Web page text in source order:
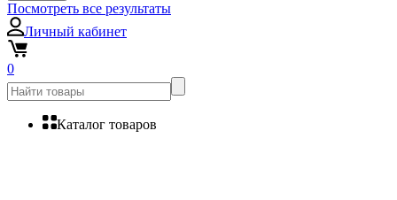
Посмотреть все результаты
Личный кабинет
0
Каталог товаров